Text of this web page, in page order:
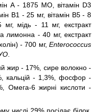
A - 1875 МО, вітамін D3
B1 - 25 мг, вітамін B5 - 8
мідь - 11 мг, екстракт
лимонна - 40 мг, екстракт
- 700 мг, Enterococcus
жир - 17%, сире волокно -
кальцій - 1,3%, фосфор -
Омега-6 жирні кислоти -